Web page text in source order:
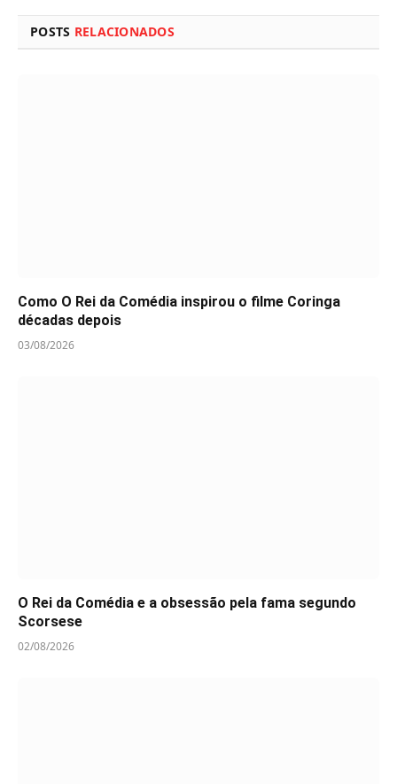
POSTS RELACIONADOS
Como O Rei da Comédia inspirou o filme Coringa
décadas depois
03/08/2026
O Rei da Comédia e a obsessão pela fama segundo
Scorsese
02/08/2026